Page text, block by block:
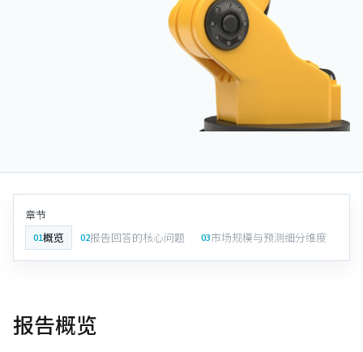
章节
01概览 02报告回答的核心问题 03市场规模与预测细分维度
报告概览